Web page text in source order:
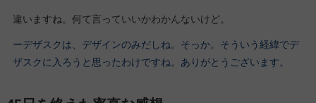
違いますね。何て言っていいかわかんないけど。
ーデザスクは、デザインのみだしね。そっか。そういう経緯でデ
ザスクに入ろうと思ったわけですね。ありがとうございます。